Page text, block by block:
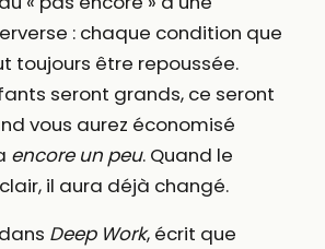
: chaque condition que
toujours être repoussée.
seront grands, ce seront
vous aurez économisé
encore un peu. Quand le
il aura déjà changé.
Deep Work, écrit que